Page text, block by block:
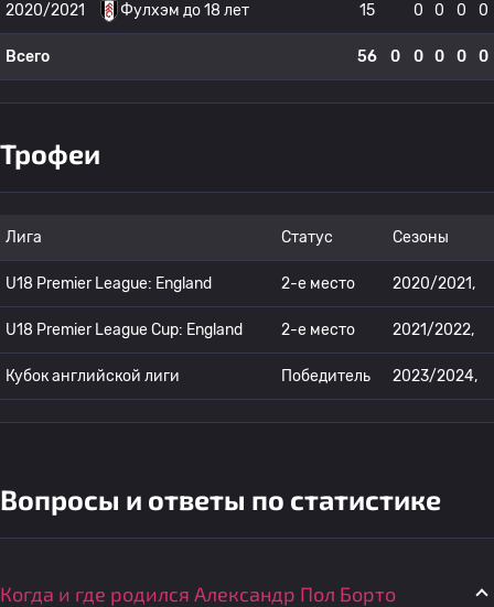
2020/2021 Фулхэм до 18 лет 15 0 0 0 0
Всего 56 0 0 0 0 0
Трофеи
Лига Статус Сезоны
U18 Premier League: England 2-е место 2020/2021,
U18 Premier League Cup: England 2-е место 2021/2022,
Кубок английской лиги Победитель 2023/2024,
Вопросы и ответы по статистике
Когда и где родился Александр Пол Борто